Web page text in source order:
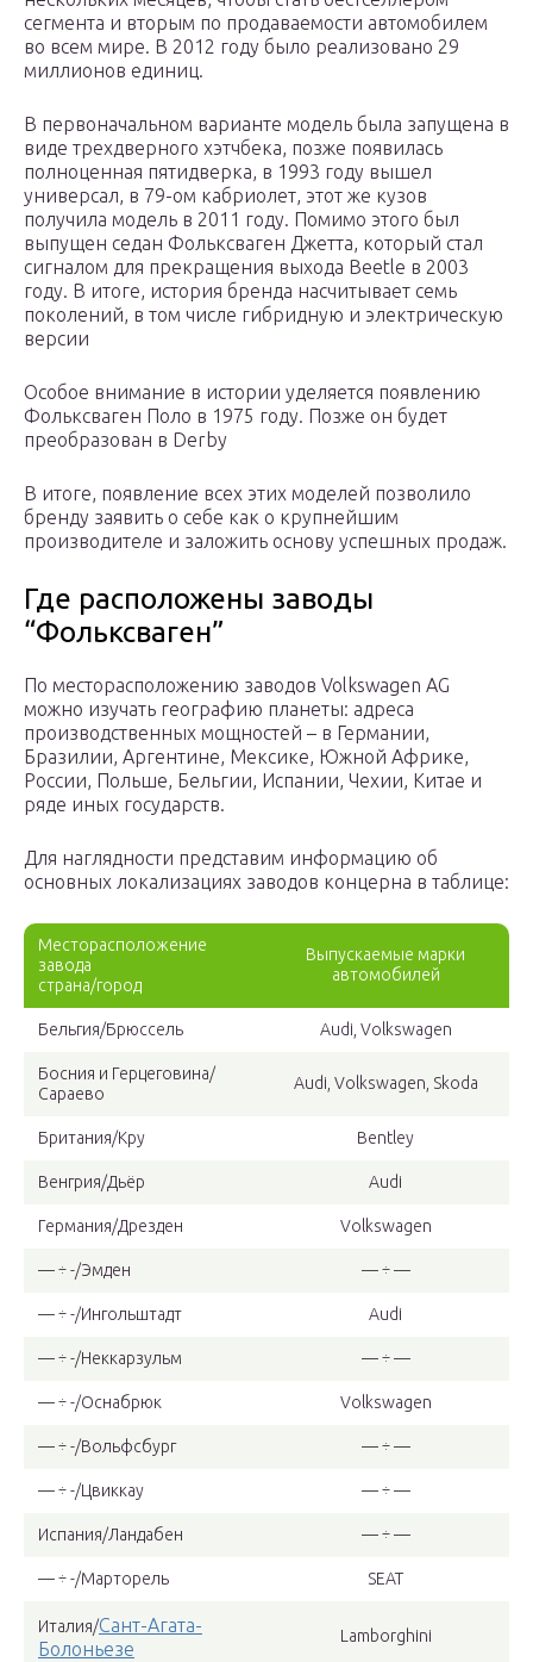
сегмента и вторым по продаваемости автомобилем
во всем мире. В 2012 году было реализовано 29
миллионов единиц.
В первоначальном варианте модель была запущена в
виде трехдверного хэтчбека, позже появилась
полноценная пятидверка, в 1993 году вышел
универсал, в 79-ом кабриолет, этот же кузов
получила модель в 2011 году. Помимо этого был
выпущен седан Фольксваген Джетта, который стал
сигналом для прекращения выхода Beetle в 2003
году. В итоге, история бренда насчитывает семь
поколений, в том числе гибридную и электрическую
версии
Особое внимание в истории уделяется появлению
Фольксваген Поло в 1975 году. Позже он будет
преобразован в Derby
В итоге, появление всех этих моделей позволило
бренду заявить о себе как о крупнейшим
производителе и заложить основу успешных продаж.
Где расположены заводы
“Фольксваген”
По месторасположению заводов Volkswagen AG
можно изучать географию планеты: адреса
производственных мощностей – в Германии,
Бразилии, Аргентине, Мексике, Южной Африке,
России, Польше, Бельгии, Испании, Чехии, Китае и
ряде иных государств.
Для наглядности представим информацию об
основных локализациях заводов концерна в таблице:
Месторасположение
завода
страна/город
Выпускаемые марки
автомобилей
Бельгия/Брюссель Audi, Volkswagen
Босния и Герцеговина/
Сараево
Audi, Volkswagen, Skoda
Британия/Кру Bentley
Венгрия/Дьёр Audi
Германия/Дрезден Volkswagen
— ÷ -/Эмден — ÷ —
— ÷ -/Ингольштадт Audi
— ÷ -/Неккарзульм — ÷ —
— ÷ -/Оснабрюк Volkswagen
— ÷ -/Вольфсбург — ÷ —
— ÷ -/Цвиккау — ÷ —
Испания/Ландабен — ÷ —
— ÷ -/Марторель SEAT
Италия/Сант-Агата-
Болоньезе
Lamborghini